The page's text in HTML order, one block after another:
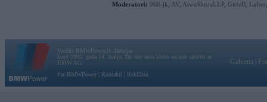
Moderatori: 968-jk AV AiwaShuraLLP, GirtzB Lafter
Vortāls BMWPower.lv darbojas
kopš 2002. gada 14. maija. Tas nav auto klubs un nav saistīts ar
BMW AG.
Par BMWPower
Kontakti Reklāma
Galvena